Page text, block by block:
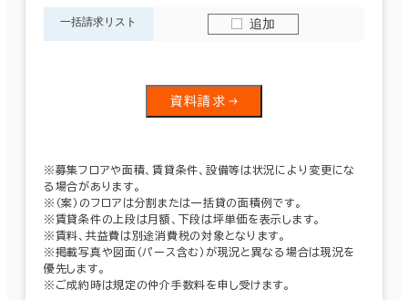
一括請求リスト 追加
資料請求
※募集フロアや面積、賃貸条件、設備等は状況により変更にな
る場合があります。
※（案）のフロアは分割または一括貸の面積例です。
※賃貸条件の上段は月額、下段は坪単価を表示します。
※賃料、共益費は別途消費税の対象となります。
※掲載写真や図面（パース含む）が現況と異なる場合は現況を
優先します。
※ご成約時は規定の仲介手数料を申し受けます。